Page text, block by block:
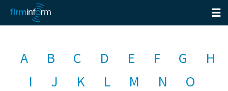
A B C D E F G
H
I
J K L M N
O